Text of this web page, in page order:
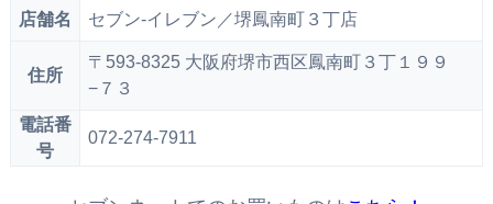
店舗名 セブン‐イレブン／堺鳳南町３丁店
住所
〒593-8325 大阪府堺市西区鳳南町３丁１９９
−７３
電話番
号
072-274-7911